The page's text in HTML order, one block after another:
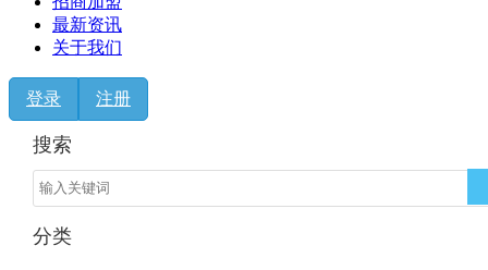
最新资讯
关于我们
登录 注册
搜索
分类